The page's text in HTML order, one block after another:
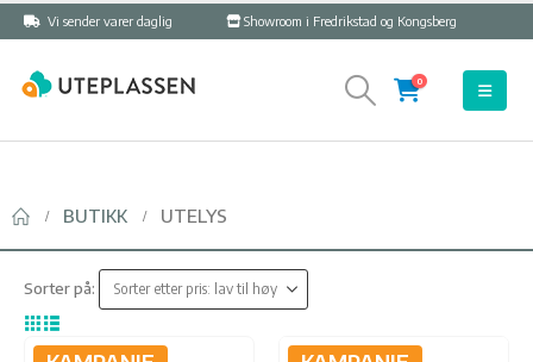
Vi sender varer daglig Showroom i Fredrikstad og Kongsberg
0
BUTIKK UTELYS
Sorter på: